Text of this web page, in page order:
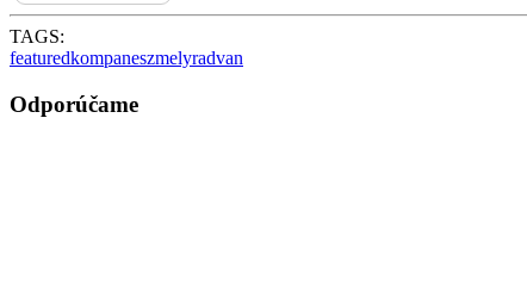
TAGS:
featuredkompaneszmelyradvan
Odporúčame